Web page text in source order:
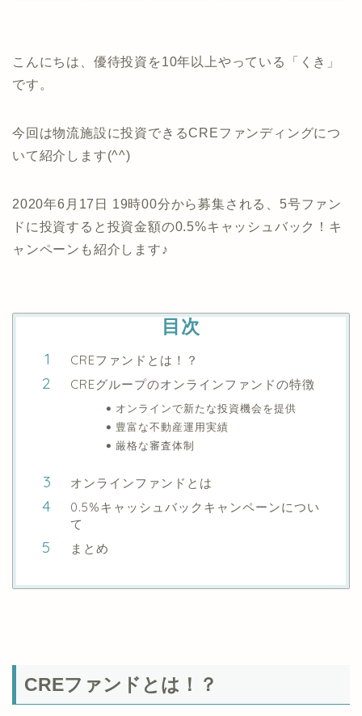
こんにちは、優待投資を10年以上やっている「くき」
です。
今回は物流施設に投資できるCREファンディングにつ
いて紹介します(^^)
2020年6月17日 19時00分から募集される、5号ファン
ドに投資すると投資金額の0.5%キャッシュバック！キ
ャンペーンも紹介します♪
目次
CREファンドとは！？
CREグループのオンラインファンドの特徴
オンラインで新たな投資機会を提供
豊富な不動産運用実績
厳格な審査体制
オンラインファンドとは
0.5%キャッシュバックキャンペーンについ
て
まとめ
CREファンドとは！？